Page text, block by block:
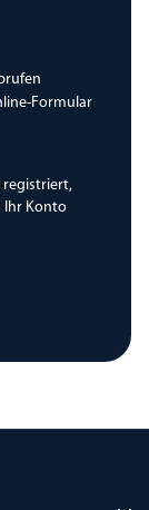
Formular
registriert,
Ihr Konto